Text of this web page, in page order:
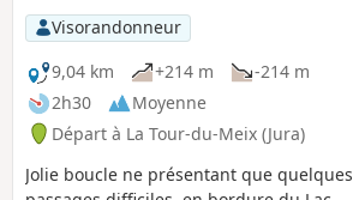
Visorandonneur
9,04 km
+214 m
-214 m
2h30
Moyenne
Départ à La Tour-du-Meix (Jura)
Jolie boucle ne présentant que quelques